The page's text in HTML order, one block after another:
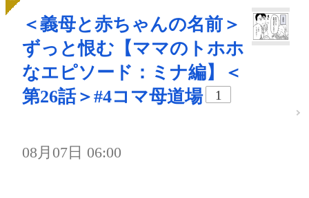
＜義母と赤ちゃんの名前＞
ずっと恨む【ママのトホホ
なエピソード：ミナ編】＜
第26話＞#4コマ母道場
1
08月07日 06:00